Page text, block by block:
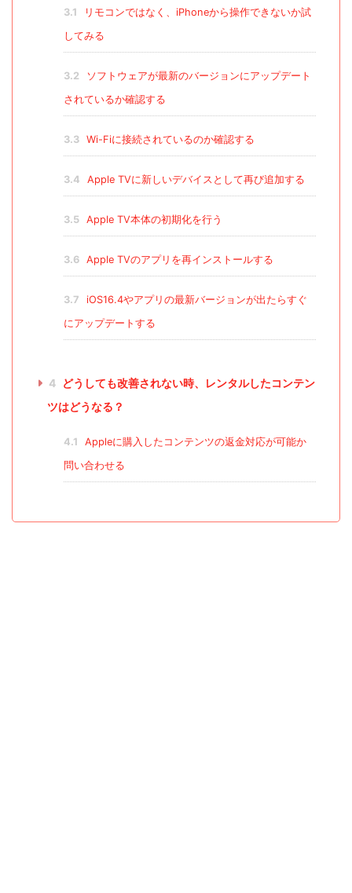
3.1
リモコンではなく、iPhoneから操作できないか試
してみる
3.2
ソフトウェアが最新のバージョンにアップデート
されているか確認する
3.3 Wi-Fiに接続されているのか確認する
3.4 Apple TVに新しいデバイスとして再び追加する
3.5 Apple TV本体の初期化を行う
3.6 Apple TVのアプリを再インストールする
3.7
iOS16.4やアプリの最新バージョンが出たらすぐ
にアップデートする
4
どうしても改善されない時、レンタルしたコンテン
ツはどうなる？
4.1
Appleに購入したコンテンツの返金対応が可能か
問い合わせる